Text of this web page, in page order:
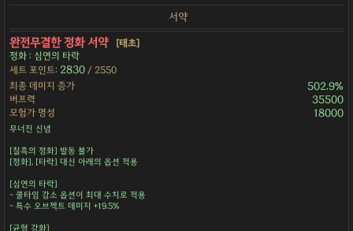
서약
완전무결한 정화 서약
[태초]
정화 : 심연의 타락
세트 포인트: 2830 / 2550
최종 데미지 증가
502.9%
버프력 35500
모험가 명성 18000
무너진 신념
[칠흑의 정화] 발동 불가
[정화], [타락] 대신 아래의 옵션 적용
[심연의 타락]
- 쿨타임 감소 옵션이 최대 수치로 적용
- 특수 오브젝트 데미지 +19.5%
[균형 강화]